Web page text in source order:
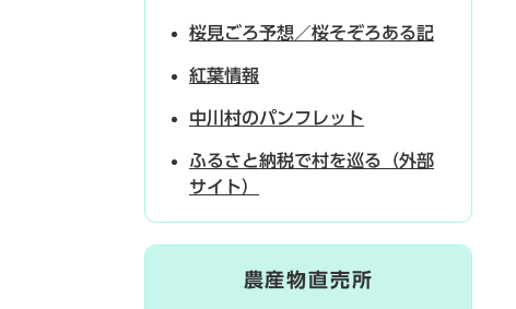
桜見ごろ予想／桜そぞろある記
紅葉情報
中川村のパンフレット
ふるさと納税で村を巡る（外部
サイト）
農産物直売所